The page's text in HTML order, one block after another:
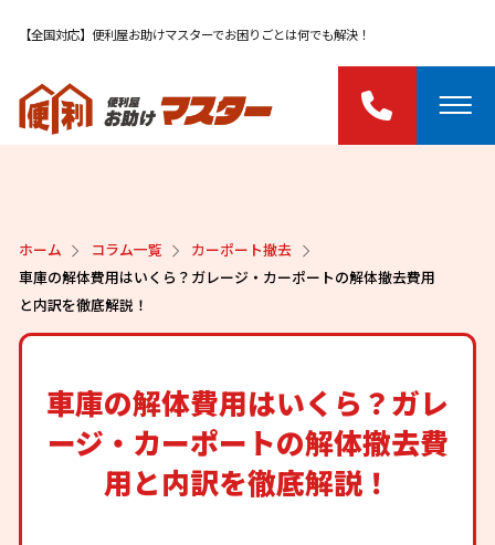
【全国対応】便利屋お助けマスターでお困りごとは何でも解決！
ホーム コラム一覧
カーポート撤去
車庫の解体費用はいくら？ガレージ・カーポートの解体撤去費用
と内訳を徹底解説！
車庫の解体費用はいくら？ガレ
ージ・カーポートの解体撤去費
用と内訳を徹底解説！